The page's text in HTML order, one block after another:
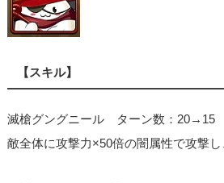
【スキル】
滅槍グングニール ターン数：20→15
敵全体に攻撃力×50倍の闇属性で攻撃